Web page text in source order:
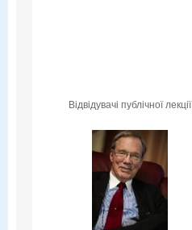
Відвідувачі публічної лекції